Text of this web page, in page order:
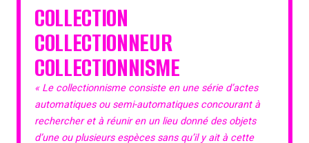
COLLECTION
COLLECTIONNEUR
COLLECTIONNISME
« Le collectionnisme consiste en une série d’actes
automatiques ou semi-automatiques concourant à
rechercher et à réunir en un lieu donné des objets
d’une ou plusieurs espèces sans qu’il y ait à cette